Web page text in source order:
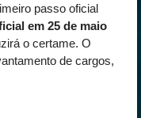
passo oficial
em 25 de maio
o certame. O
de cargos,